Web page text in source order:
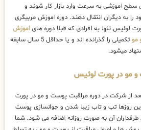
سطح اموزشی به سرعت وارد بازار کار شوند و
را به دیگران انتقال دهند. دوره اموزش مربیگری
لوئیس تنها به افرادی که قبلا دوره های اموزش
مو
تکمیلی را گذرانده اند و یا حداقل 5 سال سابقه
میشود.
و مو در پورت لوئیس
بعد از شرکت در دوره مراقبت پوست و مو در پورت
روزها تب و تاب زیبا شدن و جوانسازی پوست
طرفداران آن به صورت روزانه اضافه می شود. شما